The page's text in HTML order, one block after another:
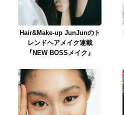
Hair&Make-up JunJunのト
レンドヘアメイク連載
『NEW BOSSメイク』